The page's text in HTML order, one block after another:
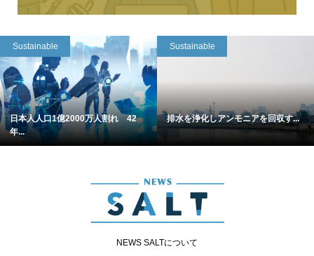
Sustainable
日本人人口1億2000万人割れ 42
年...
Sustainable
排水を浄化しアンモニアを回収す...
NEWS SALTについて